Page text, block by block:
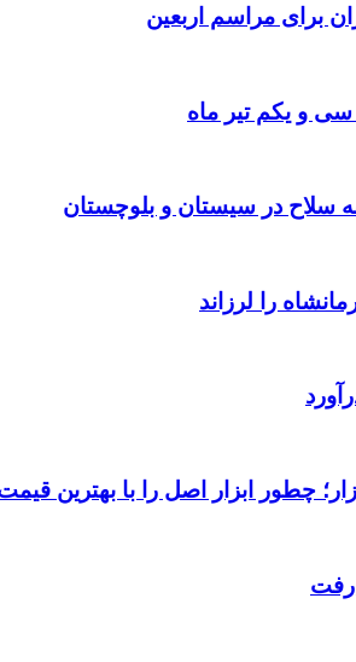
و یکم تیر ماه
چطور ابزار اصل را با بهترین